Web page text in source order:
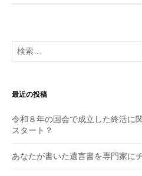
検
索:
最近の投稿
令和８年の国会で成立した終活に
スタート？
あなたが書いた遺言書を専門家に